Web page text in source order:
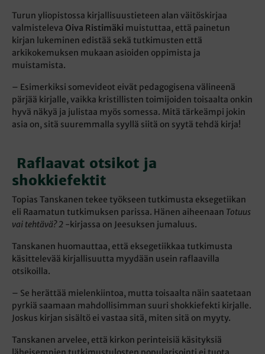
Turun yliopistossa kirjallisuustieteen alan väitöskirjaa
valmisteleva Oiva Ristimäki muistuttaa, että painetun
kirjan lukeminen edistää sekä tutkimusten että
arkikokemuksen mukaan asioiden oppimista ja
muistamista.
– Esimerkiksi somevideot eivät pedagogisena välineenä
pärjää kirjalle, vaikka kristillisten toimijoiden toisaalta onkin
hyvä näkyä ja julistaa myös somessa. Mitä tärkeämpi jokin
asia on, sitä suuremmalla syyllä siitä on syytä tehdä kirja!
Raflaavat otsikot ja
shokkiefektit
Topias Tanskanen tekee työkseen tutkimusta eksegetiikan
eli Raamatun tutkimuksen parissa. Hänen aiheenaan Totuus
vai tehtävä? 2 -kirjassa on Jeesuksen jumaluus.
Tanskanen huomauttaa, että eksegetiikkaa tutkimusta
käsittelevää kirjallisuutta myydään usein raflaavilla
otsikoilla.
– Se herättää mielenkiintoa, mutta toisaalta näin saatetaan
pyrkiä saamaan mahdollisimman suuri shokkiefekti kirjalle.
Joskus kirjan sisältö ei vastaa sitä, miten sitä on myyty.
Tanskanen arvelee, että kirkon perinteisiä käsityksiä